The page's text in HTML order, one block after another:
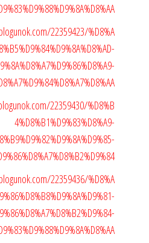
22359423/%D8%A
22359430/%D8%B
4%D8%B1%D9%83%D8%A9-
22359436/%D8%A